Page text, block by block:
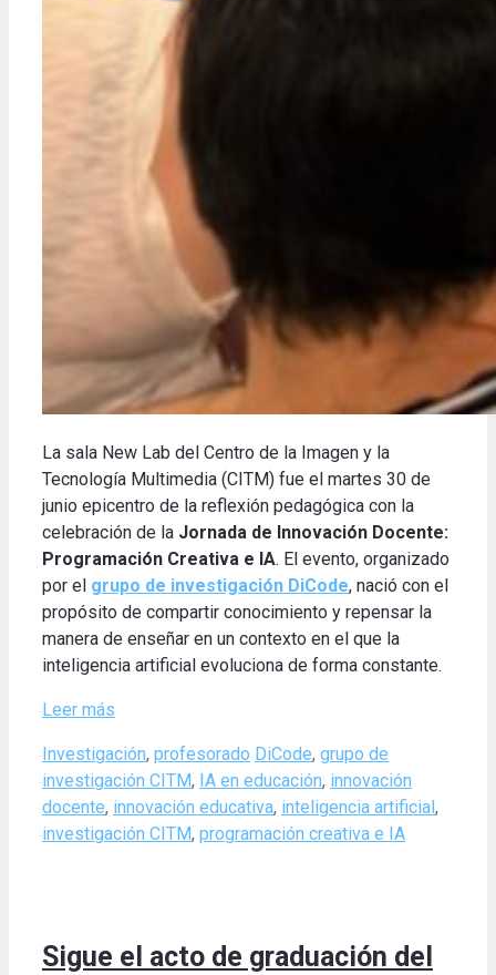
La sala New Lab del Centro de la Imagen y la
Tecnología Multimedia (CITM) fue el martes 30 de
junio epicentro de la reflexión pedagógica con la
celebración de la Jornada de Innovación Docente:
Programación Creativa e IA. El evento, organizado
por el grupo de investigación DiCode, nació con el
propósito de compartir conocimiento y repensar la
manera de enseñar en un contexto en el que la
inteligencia artificial evoluciona de forma constante.
Leer más
Categories
Investigación, profesorado Tags
DiCode, grupo de
investigación CITM, IA en educación, innovación
docente, innovación educativa, inteligencia artificial,
investigación CITM, programación creativa e IA
Sigue el acto de graduación del